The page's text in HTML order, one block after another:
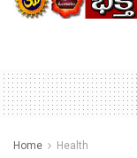
Home Health